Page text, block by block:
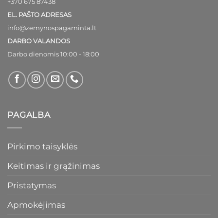
EL. PAŠTO ADRESAS
info@zemynospagaminta.lt
DARBO VALANDOS
Darbo dienomis 10:00 - 18:00
PAGALBA
Pirkimo taisyklės
Keitimas ir grąžinimas
Pristatymas
Apmokėjimas